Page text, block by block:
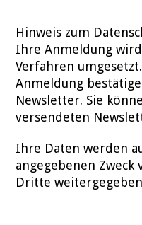
Hinweis zum
Ihre Anmeldung
Verfahren
Anmeldung
Newsletter. Sie
versendeten
Ihre Daten werden
angegebenen
Dritte